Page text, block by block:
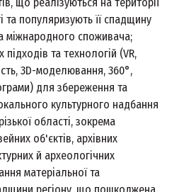
та популяризують її спадщину
міжнародного споживача;
та технологій (VR,
3D-моделювання, 360°,
для збереження та
культурного надбання
області, зокрема
об'єктів, архівних
й археологічних
матеріальної та